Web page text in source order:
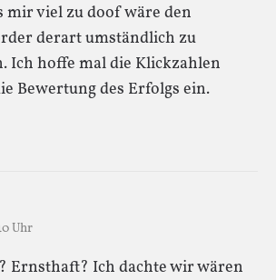
mir viel zu doof wäre den
derart umständlich zu
Ich hoffe mal die Klickzahlen
Bewertung des Erfolgs ein.
Uhr
Ernsthaft? Ich dachte wir wären